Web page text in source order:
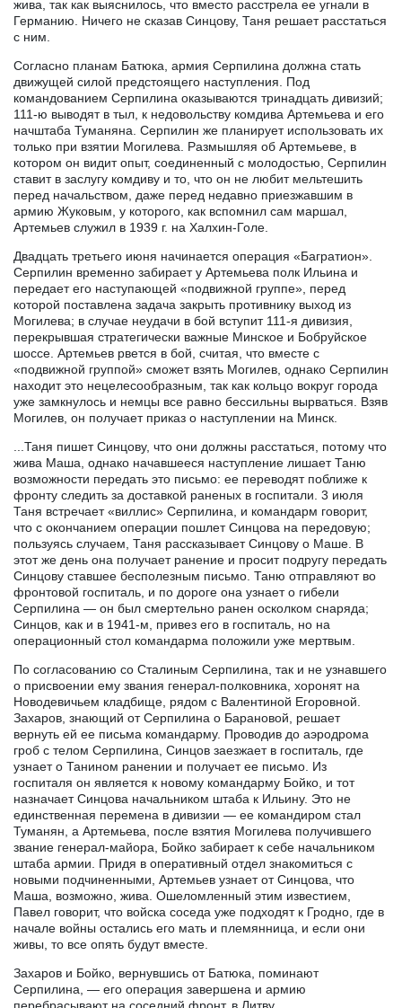
жива, так как выяснилось, что вместо расстрела ее угнали в
Германию. Ничего не сказав Синцову, Таня решает расстаться
с ним.
Согласно планам Батюка, армия Серпилина должна стать
движущей силой предстоящего наступления. Под
командованием Серпилина оказываются тринадцать дивизий;
111-ю выводят в тыл, к недовольству комдива Артемьева и его
начштаба Туманяна. Серпилин же планирует использовать их
только при взятии Могилева. Размышляя об Артемьеве, в
котором он видит опыт, соединенный с молодостью, Серпилин
ставит в заслугу комдиву и то, что он не любит мельтешить
перед начальством, даже перед недавно приезжавшим в
армию Жуковым, у которого, как вспомнил сам маршал,
Артемьев служил в 1939 г. на Халхин-Голе.
Двадцать третьего июня начинается операция «Багратион».
Серпилин временно забирает у Артемьева полк Ильина и
передает его наступающей «подвижной группе», перед
которой поставлена задача закрыть противнику выход из
Могилева; в случае неудачи в бой вступит 111-я дивизия,
перекрывшая стратегически важные Минское и Бобруйское
шоссе. Артемьев рвется в бой, считая, что вместе с
«подвижной группой» сможет взять Могилев, однако Серпилин
находит это нецелесообразным, так как кольцо вокруг города
уже замкнулось и немцы все равно бессильны вырваться. Взяв
Могилев, он получает приказ о наступлении на Минск.
...Таня пишет Синцову, что они должны расстаться, потому что
жива Маша, однако начавшееся наступление лишает Таню
возможности передать это письмо: ее переводят поближе к
фронту следить за доставкой раненых в госпитали. 3 июля
Таня встречает «виллис» Серпилина, и командарм говорит,
что с окончанием операции пошлет Синцова на передовую;
пользуясь случаем, Таня рассказывает Синцову о Маше. В
этот же день она получает ранение и просит подругу передать
Синцову ставшее бесполезным письмо. Таню отправляют во
фронтовой госпиталь, и по дороге она узнает о гибели
Серпилина — он был смертельно ранен осколком снаряда;
Синцов, как и в 1941-м, привез его в госпиталь, но на
операционный стол командарма положили уже мертвым.
По согласованию со Сталиным Серпилина, так и не узнавшего
о присвоении ему звания генерал-полковника, хоронят на
Новодевичьем кладбище, рядом с Валентиной Егоровной.
Захаров, знающий от Серпилина о Барановой, решает
вернуть ей ее письма командарму. Проводив до аэродрома
гроб с телом Серпилина, Синцов заезжает в госпиталь, где
узнает о Танином ранении и получает ее письмо. Из
госпиталя он является к новому командарму Бойко, и тот
назначает Синцова начальником штаба к Ильину. Это не
единственная перемена в дивизии — ее командиром стал
Туманян, а Артемьева, после взятия Могилева получившего
звание генерал-майора, Бойко забирает к себе начальником
штаба армии. Придя в оперативный отдел знакомиться с
новыми подчиненными, Артемьев узнает от Синцова, что
Маша, возможно, жива. Ошеломленный этим известием,
Павел говорит, что войска соседа уже подходят к Гродно, где в
начале войны остались его мать и племянница, и если они
живы, то все опять будут вместе.
Захаров и Бойко, вернувшись от Батюка, поминают
Серпилина, — его операция завершена и армию
перебрасывают на соседний фронт, в Литву.